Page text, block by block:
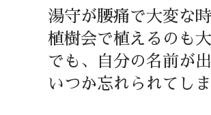
湯守が腰痛で大変な
植樹会で植えるのも
でも、自分の名前が
いつか忘れられてし